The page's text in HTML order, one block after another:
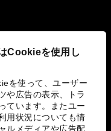
Cookieを使用し
を使って、ユーザー
や広告の表示、トラ
ています。またユー
用状況についても情
ルメディアや広告配